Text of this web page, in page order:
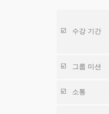
수강 기간
그룹 미션
소통